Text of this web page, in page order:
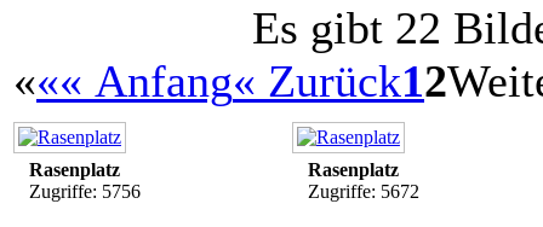
Es gibt 22
««« Anfang« Zurück12
Rasenplatz
Zugriffe: 5756
Rasenplatz
Zugriffe: 5672